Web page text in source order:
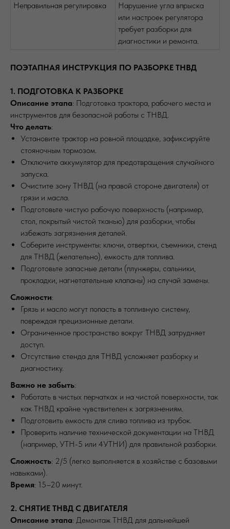
Неправильная регулировка
Нарушение угла впрыска
или настроек регулятора
требует разборки для
диагностики и ремонта.
ПОЭТАПНАЯ ИНСТРУКЦИЯ ПО РАЗБОРКЕ ТНВД
1. ПОДГОТОВКА К РАЗБОРКЕ
Описание этапа: Подготовка трактора, рабочего места и
инструментов для безопасной работы с ТНВД.
Что делать:
Установите трактор на ровной площадке, зафиксируйте
стояночным тормозом.
Отключите аккумулятор для предотвращения случайного
запуска.
Очистите зону ТНВД (на правой стороне двигателя) от
грязи и масла.
Подготовьте чистую рабочую поверхность (например,
стол, покрытый чистой тканью) для разборки, чтобы
избежать загрязнения деталей.
Соберите инструменты: ключи, отвертки, съемники, стенд
для ТНВД (желательно), емкость для топлива.
Подготовьте запасные детали (плунжеры, сальники,
прокладки, нагнетательные клапаны) на случай замены.
Сложности:
Грязь и масло могут попасть в топливную систему,
повреждая прецизионные детали.
Ограниченное пространство вокруг ТНВД затрудняет
доступ.
Отсутствие стенда для ТНВД усложняет разборку и
диагностику.
Важно не забыть:
Работать в чистых перчатках и на чистой поверхности, так
как ТНВД крайне чувствителен к загрязнениям.
Подготовить емкость для слива топлива из трубок.
Проверить наличие технической документации на ТНВД
(например, УТН-5 или 4УТНИ) для правильной разборки.
Сложность: 2/5 (легко выполняется в хозяйстве с базовыми
навыками).
Время: 15–20 минут.
2. СНЯТИЕ ТНВД С ДВИГАТЕЛЯ
Описание этапа: Демонтаж ТНВД для дальнейшей